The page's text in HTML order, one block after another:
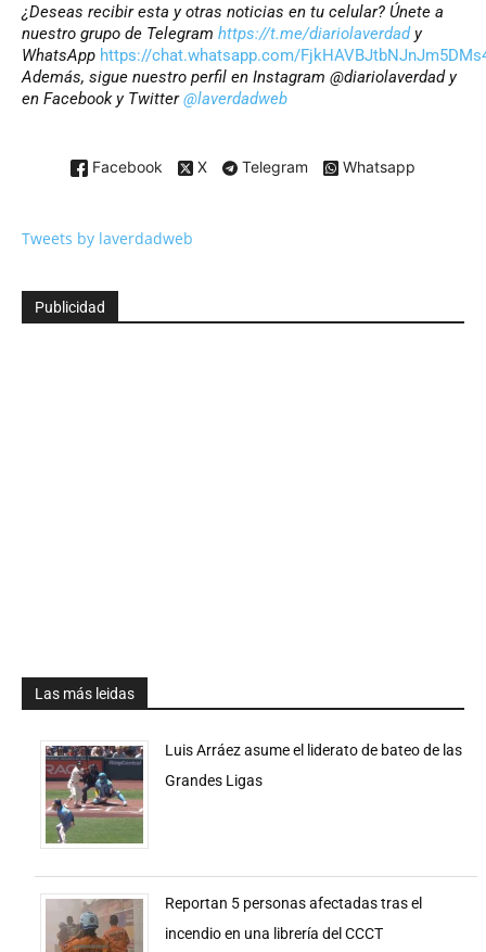
¿Deseas recibir esta y otras noticias en tu celular? Únete a
nuestro grupo de Telegram https://t.me/diariolaverdady
WhatsApp https://chat.whatsapp.com/
Además, sigue nuestro perfil en Instagram @diariolaverdad y
en Facebook y Twitter@laverdadweb
Facebook X Telegram Whatsapp
Tweets by laverdadweb
Publicidad
Las más leidas
Luis Arráez asume el liderato de bateo de las
Grandes Ligas
Reportan 5 personas afectadas tras el
incendio en una librería del CCCT